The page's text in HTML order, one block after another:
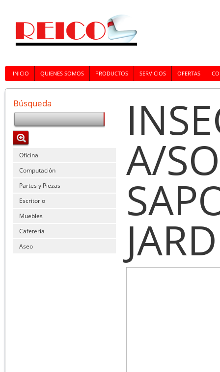
INICIO QUIENES SOMOS PRODUCTOS SERVICIOS OFERTAS
Búsqueda
Oficina
Computación
Partes y Piezas
Escritorio
Muebles
Cafetería
Aseo
A/